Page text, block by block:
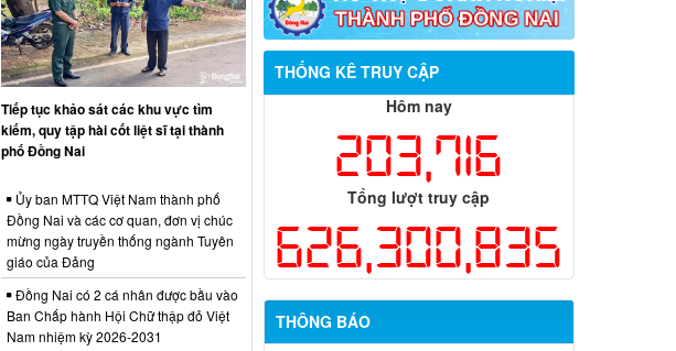
THỐNG KÊ TRUY CẬP
Hôm nay
203,716
Tổng lượt truy cập
626,300,835
THÔNG BÁO
Thông báo về việc tuyển dụng viên
chức năm 2026
Thông báo tuyển chọn tổ chức và cá
nhân chủ trì thực hiện nhiệm vụ khoa
học và công nghệ cấp thành phố sử
dụng ngân sách nhà nước đặt hàng thực
hiện năm 2026 (đợt 1) lần 3
Kế hoạch Thông tin, tuyên truyền triển
khai Kế hoạch Khám sức khỏe định kỳ
năm một lần cho người dân trên địa bàn
thành phố Đồng Nai
Tiếp tục khảo sát các khu vực tìm
kiếm, quy tập hài cốt liệt sĩ tại thành
phố Đồng Nai
Ủy ban MTTQ Việt Nam thành phố
Đồng Nai và các cơ quan, đơn vị chúc
mừng ngày truyền thống ngành Tuyên
giáo của Đảng
Đồng Nai có 2 cá nhân được bầu vào
Ban Chấp hành Hội Chữ thập đỏ Việt
Nam nhiệm kỳ 2026-2031